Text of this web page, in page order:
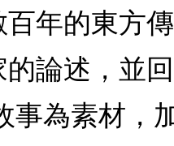
年的東方
論述，並
事為素材，